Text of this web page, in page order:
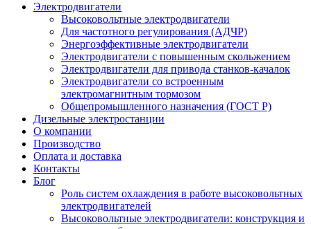
Электродвигатели
Высоковольтные электродвигатели
Для частотного регулирования (АДЧР)
Энергоэффективные электродвигатели
Электродвигатели с повышенным скольжением
Электродвигатели для привода станков-качалок
Электродвигатели со встроенным
электромагнитным тормозом
Общепромышленного назначения (ГОСТ Р)
Дизельные электростанции
О компании
Производство
Оплата и доставка
Контакты
Блог
Роль систем охлаждения в работе высоковольтных
электродвигателей
Высоковольтные электродвигатели: конструкция и